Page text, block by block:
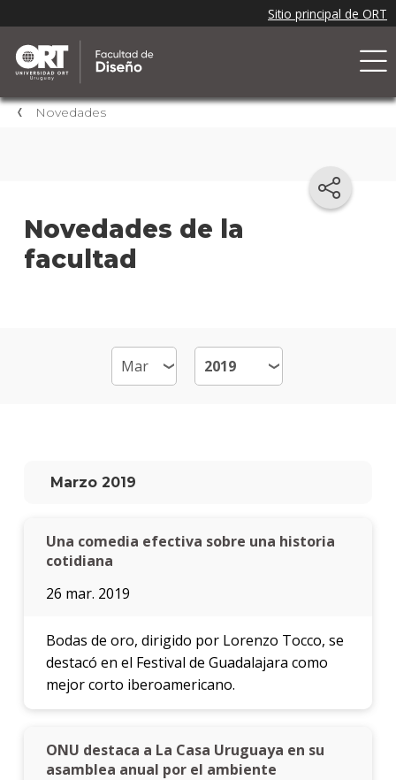
Novedades
Novedades de la
facultad
Marzo 2019
Una comedia efectiva sobre una historia
cotidiana
26 mar. 2019
Bodas de oro, dirigido por Lorenzo Tocco, se
destacó en el Festival de Guadalajara como
mejor corto iberoamericano.
ONU destaca a La Casa Uruguaya en su
asamblea anual por el ambiente